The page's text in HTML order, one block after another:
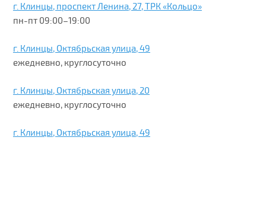
г. Клинцы, проспект Ленина, 27, ТРК «Кольцо»
пн-пт 09:00–19:00
г. Клинцы, Октябрьская улица, 49
ежедневно, круглосуточно
г. Клинцы, Октябрьская улица, 20
ежедневно, круглосуточно
г. Клинцы, Октябрьская улица, 49